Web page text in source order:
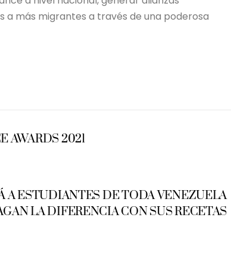
más migrantes a través de una poderosa
AWARDS 2021
A ESTUDIANTES DE TODA VENEZUELA
LA DIFERENCIA CON SUS RECETAS